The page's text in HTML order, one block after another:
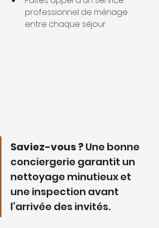
professionnel de ménage
entre chaque séjour.
Saviez-vous ? Une bonne
conciergerie garantit un
nettoyage minutieux et
une inspection avant
l’arrivée des invités.